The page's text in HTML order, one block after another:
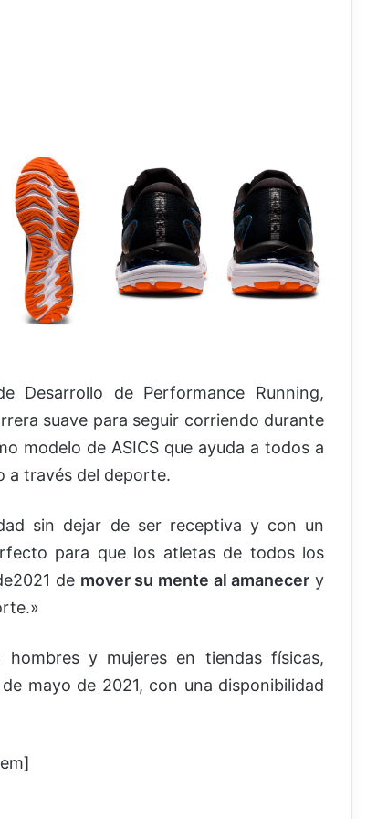
Desarrollo de Performance Running,
suave para seguir corriendo durante
modelo de ASICS que ayuda a todos a
a través del deporte.
sin dejar de ser receptiva y con un
para que los atletas de todos los
de mover su mente al amanecer y
hombres y mujeres en tiendas físicas,
mayo de 2021, con una disponibilidad